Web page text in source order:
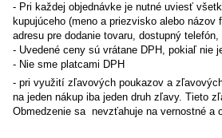
- Pri každej objednávke je nutné uviesť
kupujúceho (meno a priezvisko alebo názov
adresu pre dodanie tovaru, dostupný
- Uvedené ceny sú vrátane DPH, pokiaľ nie
- Nie sme platcami DPH
- pri využití zľavových poukazov a
na jeden nákup iba jeden druh zľavy. Tieto
Obmedzenie sa nevzťahuje na vernostné a